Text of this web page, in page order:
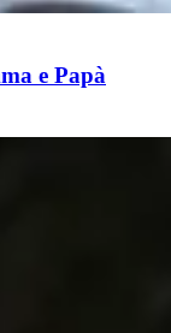
e Papà